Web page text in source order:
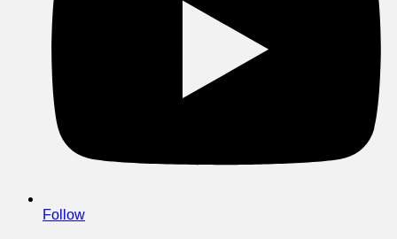
Follow